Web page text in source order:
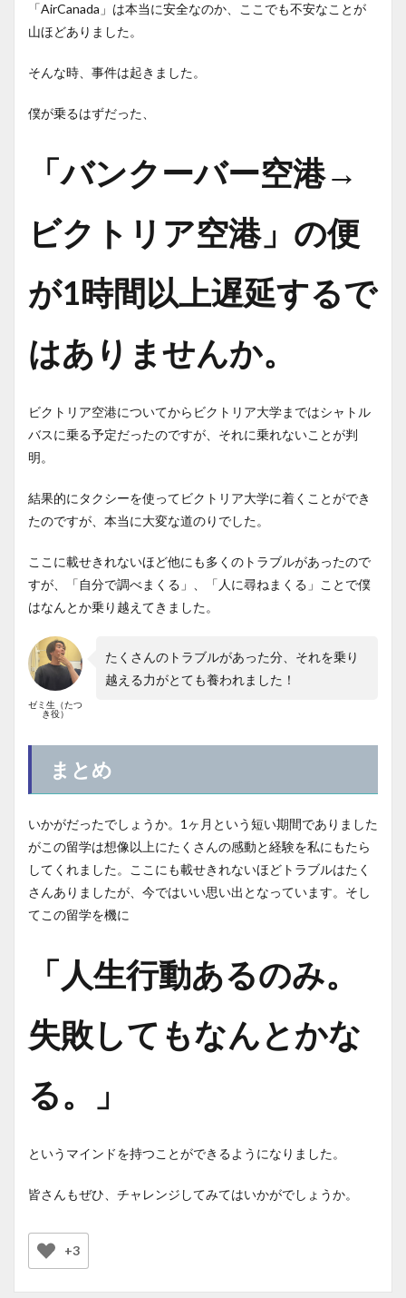
「AirCanada」は本当に安全なのか、ここでも不安なことが
山ほどありました。
そんな時、事件は起きました。
僕が乗るはずだった、
「バンクーバー空港→
ビクトリア空港」の便
が1時間以上遅延するで
はありませんか。
ビクトリア空港についてからビクトリア大学まではシャトル
バスに乗る予定だったのですが、それに乗れないことが判
明。
結果的にタクシーを使ってビクトリア大学に着くことができ
たのですが、本当に大変な道のりでした。
ここに載せきれないほど他にも多くのトラブルがあったので
すが、「自分で調べまくる」、「人に尋ねまくる」ことで僕
はなんとか乗り越えてきました。
ゼミ生（たつ
き役）
たくさんのトラブルがあった分、それを乗り
越える力がとても養われました！
まとめ
いかがだったでしょうか。1ヶ月という短い期間でありました
がこの留学は想像以上にたくさんの感動と経験を私にもたら
してくれました。ここにも載せきれないほどトラブルはたく
さんありましたが、今ではいい思い出となっています。そし
てこの留学を機に
「人生行動あるのみ。
失敗してもなんとかな
る。」
というマインドを持つことができるようになりました。
皆さんもぜひ、チャレンジしてみてはいかがでしょうか。
+3